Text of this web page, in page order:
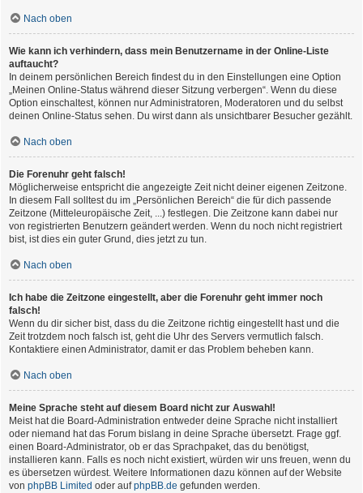
Nach oben
Wie kann ich verhindern, dass mein Benutzername in der Online-Liste
auftaucht?
In deinem persönlichen Bereich findest du in den Einstellungen eine Option
„Meinen Online-Status während dieser Sitzung verbergen“. Wenn du diese
Option einschaltest, können nur Administratoren, Moderatoren und du selbst
deinen Online-Status sehen. Du wirst dann als unsichtbarer Besucher gezählt.
Nach oben
Die Forenuhr geht falsch!
Möglicherweise entspricht die angezeigte Zeit nicht deiner eigenen Zeitzone.
In diesem Fall solltest du im „Persönlichen Bereich“ die für dich passende
Zeitzone (Mitteleuropäische Zeit, ...) festlegen. Die Zeitzone kann dabei nur
von registrierten Benutzern geändert werden. Wenn du noch nicht registriert
bist, ist dies ein guter Grund, dies jetzt zu tun.
Nach oben
Ich habe die Zeitzone eingestellt, aber die Forenuhr geht immer noch
falsch!
Wenn du dir sicher bist, dass du die Zeitzone richtig eingestellt hast und die
Zeit trotzdem noch falsch ist, geht die Uhr des Servers vermutlich falsch.
Kontaktiere einen Administrator, damit er das Problem beheben kann.
Nach oben
Meine Sprache steht auf diesem Board nicht zur Auswahl!
Meist hat die Board-Administration entweder deine Sprache nicht installiert
oder niemand hat das Forum bislang in deine Sprache übersetzt. Frage ggf.
einen Board-Administrator, ob er das Sprachpaket, das du benötigst,
installieren kann. Falls es noch nicht existiert, würden wir uns freuen, wenn du
es übersetzen würdest. Weitere Informationen dazu können auf der Website
von phpBB Limited oder aufphpBB.de gefunden werden.